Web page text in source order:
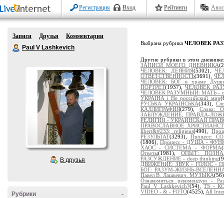
Регистрация Вход Рейтинги
Записи Друзья
Комментарии
Paul V Lashkevich
В друзья
-
Рубрики
Выбрана рубрика ЧЕЛОВЕК
Другие рубрики в этом
ЗАПИСИ МОЕГО ДНЕВНИКА
ЧЕЛОВЕК: ДЕЯНИЯ(5302),
ОТВЕТСТВЕННОСТЬ(3691),
ЧЕЛОВЕК: БОГ в храме Души
ПОРТРЕТ(1937),ЧЕЛОВЕК
ЧЕЛОВЕК РАЗУМНЫЙ: МАТЬ -
УКРАЇНА і Не российский мир
РУСЬКА УКРАЇНСЬКА(343),
КАЛЛИГРАФИЯ(279), Слова:
ЗАБЛУЖДЕНИЕ, ПРАВДА-
РЕЛИГИЯ - УКРАИНСКАЯ
ПРАВОСЛАВНОЕ
libert&#233; religieus(490),
РЕЗУЛЬТАТ(3293), Процесс:
(1806), Процесс - ДУША -
ХАОС - СИСТЕМА - ФОРМА
Ответы(1981), ОПЫТ:
РАЗСУЖДЕНИЕ - deep thinking
ДВИЖЕНИЕ: ЗВУК - ГОЛОС -
БОГ: РАЗУМ-ЖИЗНЬ-
Павел В. Лашкевич. МУЗЫКА
Ознакомиться рекомендую -
Paul_V_Lashkevich?(54),TS -
VIDEO - & - FOTO(4525), All